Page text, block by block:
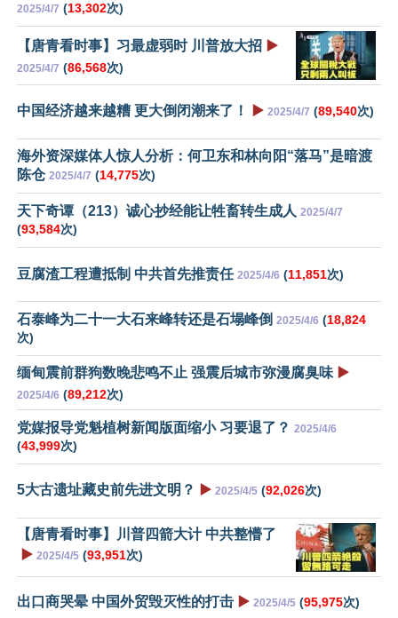
2025/4/7 (13,302次)
【唐青看时事】习最虚弱时 川普放大招 ▶️
2025/4/7 (86,568次)
中国经济越来越糟 更大倒闭潮来了！ ▶️ 2025/4/7 (89,540次)
海外资深媒体人惊人分析：何卫东和林向阳“落马”是暗渡
陈仓 2025/4/7 (14,775次)
天下奇谭（213）诚心抄经能让牲畜转生成人 2025/4/7
(93,584次)
豆腐渣工程遭抵制 中共首先推责任 2025/4/6 (11,851次)
石泰峰为二十一大石来峰转还是石塌峰倒 2025/4/6 (18,824
次)
缅甸震前群狗数晚悲鸣不止 强震后城市弥漫腐臭味 ▶️
2025/4/6 (89,212次)
党媒报导党魁植树新闻版面缩小 习要退了？ 2025/4/6
(43,999次)
5大古遗址藏史前先进文明？ ▶️ 2025/4/5 (92,026次)
【唐青看时事】川普四箭大计 中共整懵了
▶️ 2025/4/5 (93,951次)
出口商哭晕 中国外贸毁灭性的打击 ▶️ 2025/4/5 (95,975次)